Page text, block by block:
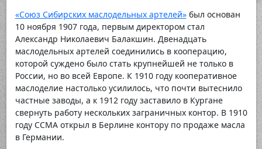
«Союз Сибирских маслодельных артелей»был основан
10 ноября 1907 года, первым директором стал
Александр Николаевич Балакшин. Двенадцать
маслодельных артелей соединились в кооперацию,
которой суждено было стать крупнейшей не только в
России, но во всей Европе. К 1910 году кооперативное
маслоделие настолько усилилось, что почти вытеснило
частные заводы, а к 1912 году заставило в Кургане
свернуть работу нескольких заграничных контор. В 1910
году ССМА открыл в Берлине контору по продаже масла
в Германии.